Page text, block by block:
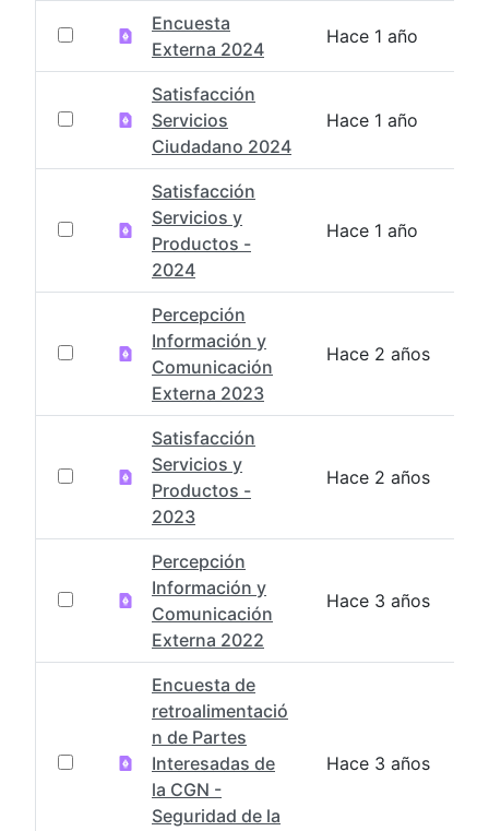
Encuesta
Externa 2024
Hace 1 año
Satisfacción
Servicios
Ciudadano 2024
Hace 1 año
Satisfacción
Servicios y
Productos -
2024
Hace 1 año
Percepción
Información y
Comunicación
Externa 2023
Hace 2 años
Satisfacción
Servicios y
Productos -
2023
Hace 2 años
Percepción
Información y
Comunicación
Externa 2022
Hace 3 años
Encuesta de
retroalimentació
n de Partes
Interesadas de
la CGN -
Seguridad de la
Hace 3 años